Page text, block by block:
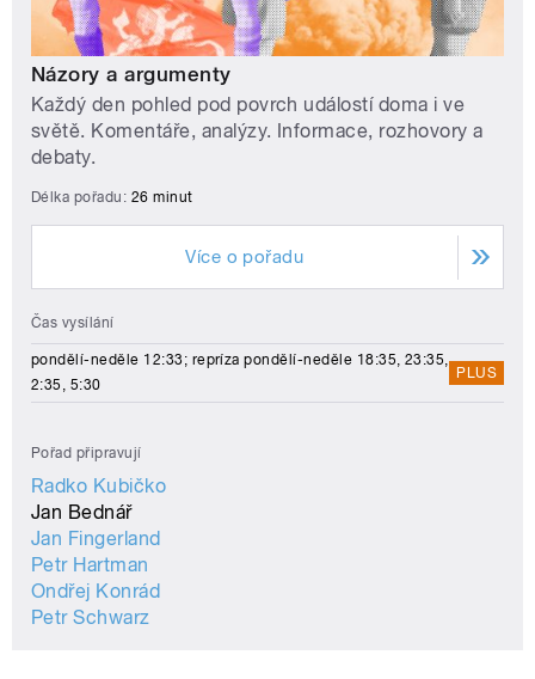
Názory a argumenty
Každý den pohled pod povrch událostí doma i ve
světě. Komentáře, analýzy. Informace, rozhovory a
debaty.
Délka pořadu: 26 minut
Více o pořadu
Čas vysílání
pondělí-neděle 12:33; repríza pondělí-neděle 18:35, 23:35,
2:35, 5:30
PLUS
Pořad připravují
Radko Kubičko
Jan Bednář
Jan Fingerland
Petr Hartman
Ondřej Konrád
Petr Schwarz